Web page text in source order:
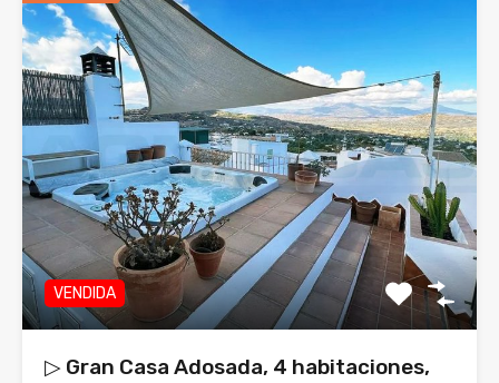
VENDIDA
▷ Gran Casa Adosada, 4 habitaciones,